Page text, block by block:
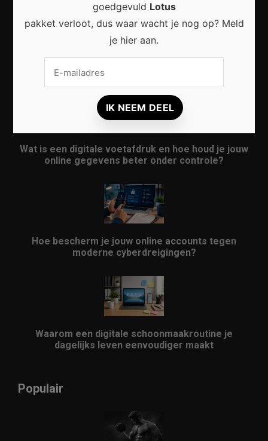
Veelgestelde vragen over online privacy: Zo
bescherm je jouw persoonlijke gegevens beter
Wat is een digitale voetafdruk en hoe houd je jouw
online gegevens beter onder controle?
Hoe bescherm je jouw online accounts tegen
moderne cyberdreigingen?
Waarom een digitale schoonmaakroutine je
dagelijks leven eenvoudiger maakt
Populair
goedgevuld Lotus
pakket verloot, dus waar wacht je nog op? Meld
je hier aan.